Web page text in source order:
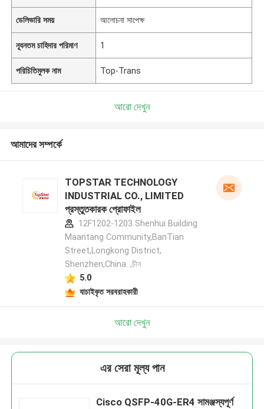
ডেলিভারি সময় আলোচনা সাপেক্ষ
ন্যূনতম চাহিদার পরিমাণ 1
পরিচিতিমুলক নাম Top-Trans
আরো দেখুন
আমাদের সম্পর্কে
TOPSTAR TECHNOLOGY
INDUSTRIAL CO., LIMITED
প্রস্তুতকারক প্রোফাইল
12F1202-1203 Shenhui Building
Maantang Community,BanTian
Street,Longkong District,
Shenzhen,China. ,চীন
5.0
যাচাইকৃত সরবরাহকারী
আরো দেখুন
এর সেরা মূল্য পান
Cisco QSFP-40G-ER4 সামঞ্জস্যপূর্ণ